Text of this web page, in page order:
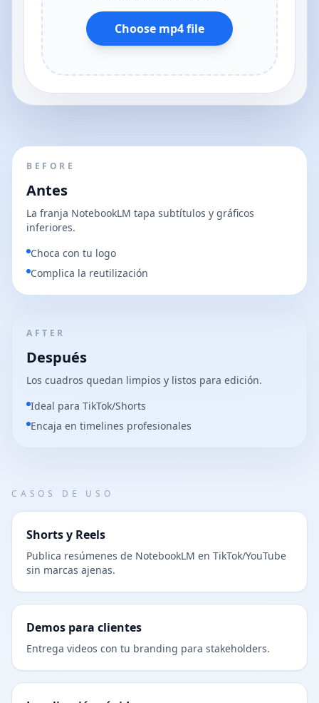
Choose mp4 file
BEFORE
Antes
La franja NotebookLM tapa subtítulos y gráficos
inferiores.
Choca con tu logo
Complica la reutilización
AFTER
Después
Los cuadros quedan limpios y listos para edición.
Ideal para TikTok/Shorts
Encaja en timelines profesionales
CASOS DE USO
Shorts y Reels
Publica resúmenes de NotebookLM en TikTok/YouTube
sin marcas ajenas.
Demos para clientes
Entrega videos con tu branding para stakeholders.